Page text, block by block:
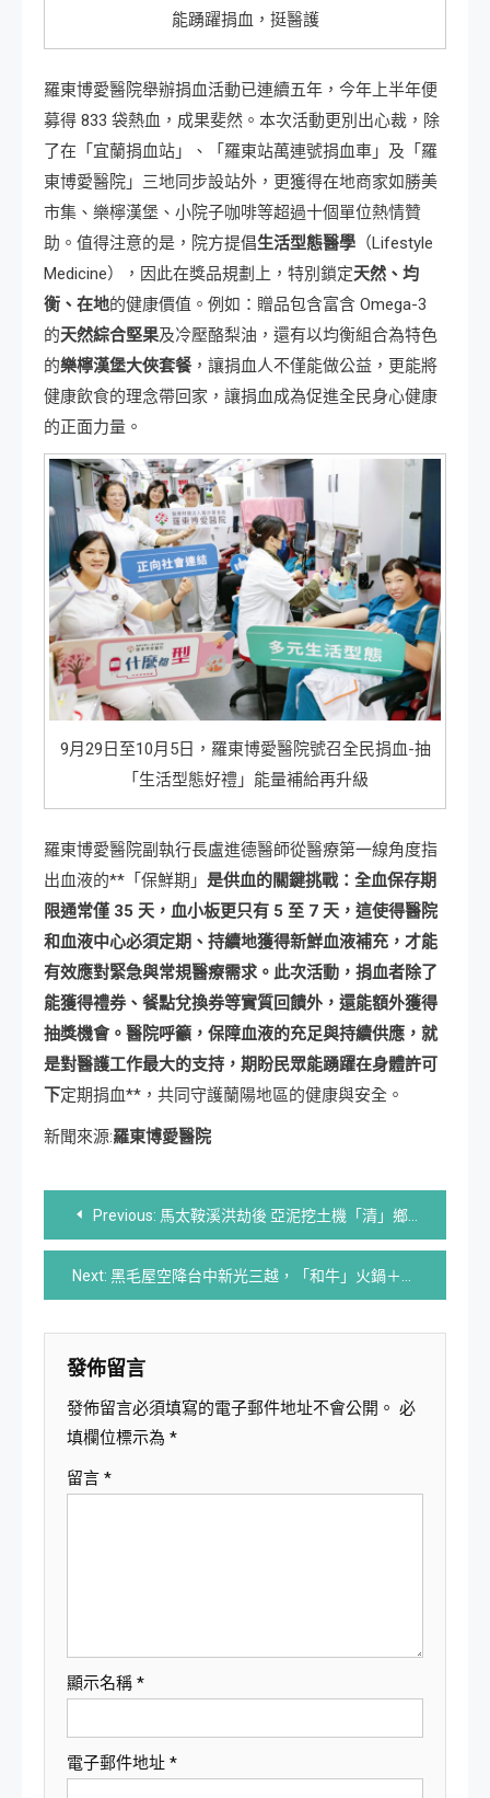
能踴躍捐血，挺醫護
羅東博愛醫院舉辦捐血活動已連續五年，今年上半年便
募得 833 袋熱血，成果斐然。本次活動更別出心裁，除
了在「宜蘭捐血站」、「羅東站萬連號捐血車」及「羅
東博愛醫院」三地同步設站外，更獲得在地商家如勝美
市集、樂檸漢堡、小院子咖啡等超過十個單位熱情贊
助。值得注意的是，院方提倡生活型態醫學 （Lifestyle
Medicine），因此在獎品規劃上，特別鎖定天然、均
衡、在地的健康價值。例如：贈品包含富含 Omega-3
的天然綜合堅果及冷壓酪梨油，還有以均衡組合為特色
的樂檸漢堡大俠套餐，讓捐血人不僅能做公益，更能將
健康飲食的理念帶回家，讓捐血成為促進全民身心健康
的正面力量。
9月29日至10月5日，羅東博愛醫院號召全民捐血-抽
「生活型態好禮」能量補給再升級
羅東博愛醫院副執行長盧進德醫師從醫療第一線角度指
出血液的**「保鮮期」 是供血的關鍵挑戰：全血保存期
限通常僅 35 天，血小板更只有 5 至 7 天，這使得醫院
和血液中心必須定期、持續地獲得新鮮血液補充，才能
有效應對緊急與常規醫療需求。此次活動，捐血者除了
能獲得禮券、餐點兌換券等實質回饋外，還能額外獲得
抽獎機會。醫院呼籲，保障血液的充足與持續供應，就
是對醫護工作最大的支持，期盼民眾能踴躍在身體許可
下定期捐血**，共同守護蘭陽地區的健康與安全。
新聞來源:羅東博愛醫院
文
章
導
覽
Previous: 馬太鞍溪洪劫後 亞泥挖土機「清」鄉救家園
Next: 黑毛屋空降台中新光三越，「和牛」火鍋＋「姆明玩偶」陪吃，雙重療癒太犯規！
發佈留言
發佈留言必須填寫的電子郵件地址不會公開。 必
填欄位標示為 *
留言 *
顯示名稱 *
電子郵件地址 *